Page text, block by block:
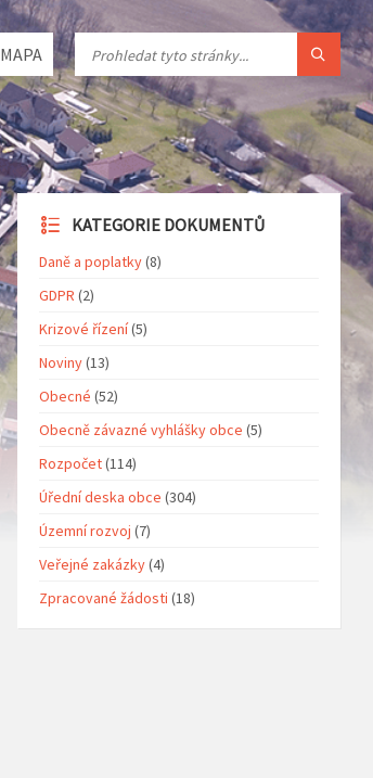
MAPA
KATEGORIE DOKUMENTŮ
Daně a poplatky(8)
GDPR (2)
Krizové řízení(5)
Noviny(13)
Obecné (52)
Obecně závazné vyhlášky obce (5)
Rozpočet(114)
Úřední deska obce (304)
Územní rozvoj (7)
Veřejné zakázky(4)
Zpracované žádosti (18)